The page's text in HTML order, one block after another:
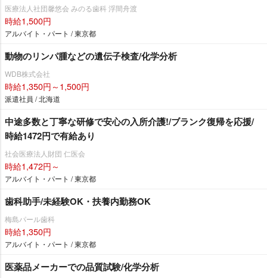
医療法人社団馨悠会 みのる歯科 浮間舟渡
時給1,500円
アルバイト・パート / 東京都
動物のリンパ腫などの遺伝子検査/化学分析
WDB株式会社
時給1,350円～1,500円
派遣社員 / 北海道
中途多数と丁寧な研修で安心の入所介護!/ブランク復帰を応援/
時給1472円で有給あり
社会医療法人財団 仁医会
時給1,472円～
アルバイト・パート / 東京都
歯科助手/未経験OK・扶養内勤務OK
梅島パール歯科
時給1,350円
アルバイト・パート / 東京都
医薬品メーカーでの品質試験/化学分析